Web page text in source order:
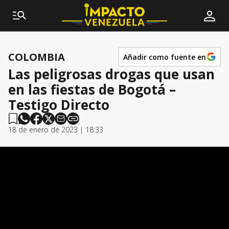
COLOMBIA Añadir como fuente en
Las peligrosas drogas que usan
en las fiestas de Bogotá –
Testigo Directo
18 de enero de 2023 | 18:33